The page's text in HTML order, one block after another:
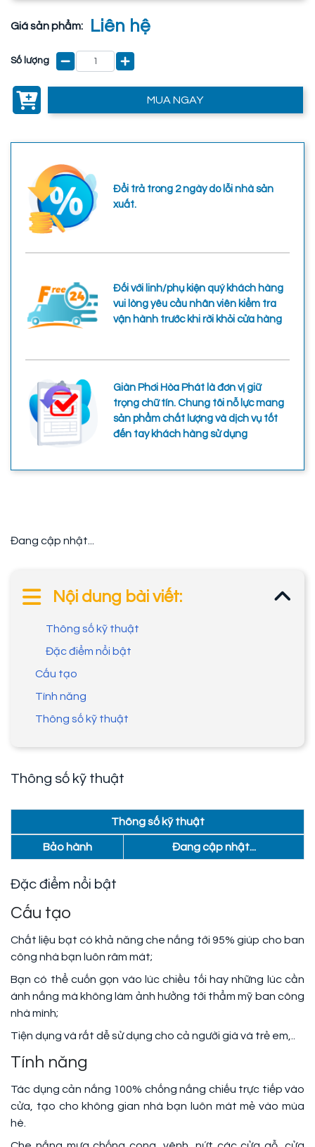
Giá sản phẩm: Liên hệ
Số lượng
MUA NGAY
Đổi trả trong 2 ngày do lỗi nhà sản
xuất.
Đối với linh/phụ kiện quý khách hàng
vui lòng yêu cầu nhân viên kiểm tra
vận hành trước khi rời khỏi cửa hàng
Giàn Phơi Hòa Phát là đơn vị giữ
trọng chữ tín. Chung tôi nỗ lực mang
sản phẩm chất lượng và dịch vụ tốt
đến tay khách hàng sử dụng
Đang cập nhật...
Nội dung bài viết:
Thông số kỹ thuật
Đặc điểm nổi bật
Cấu tạo
Tính năng
Thông số kỹ thuật
Thông số kỹ thuật
Thông số kỹ thuật
Bảo hành Đang cập nhật...
Đặc điểm nổi bật
Cấu tạo
Chất liệu bạt có khả năng che nắng tới 95% giúp cho ban
công nhà bạn luôn râm mát;
Bạn có thể cuốn gọn vào lúc chiều tối hay những lúc cần
ánh nắng mà không làm ảnh hưởng tới thẩm mỹ ban công
nhà mình;
Tiện dụng và rất dễ sử dụng cho cả người già và trẻ em,..
Tính năng
Tác dụng cản nắng 100% chống nắng chiếu trực tiếp vào
cửa, tạo cho không gian nhà bạn luôn mát mẻ vào mùa
hè.